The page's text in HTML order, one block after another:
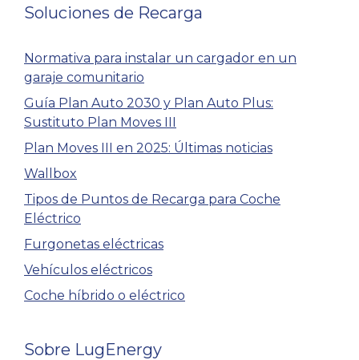
Soluciones de Recarga
Normativa para instalar un cargador en un
garaje comunitario
Guía Plan Auto 2030 y Plan Auto Plus:
Sustituto Plan Moves III
Plan Moves III en 2025: Últimas noticias
Wallbox
Tipos de Puntos de Recarga para Coche
Eléctrico
Furgonetas eléctricas
Vehículos eléctricos
Coche híbrido o eléctrico
Sobre LugEnergy